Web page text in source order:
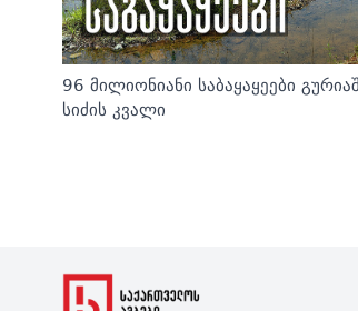
96 მილიონიანი საბაყაყეები
სიძის კვალი